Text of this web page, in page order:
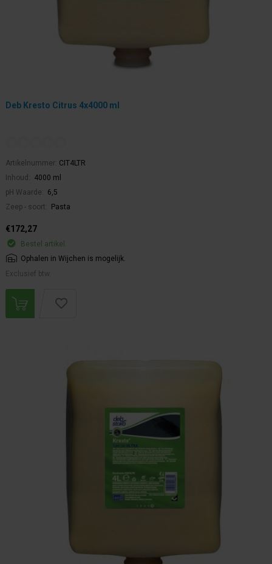
Deb Kresto Citrus 4x4000 ml
Artikelnummer: CIT4LTR
Inhoud:
4000 ml
pH Waarde:
6,5
Zeep - soort:
Pasta
€172,27
Bestel artikel.
Ophalen in Wijchen is mogelijk.
Exclusief btw.